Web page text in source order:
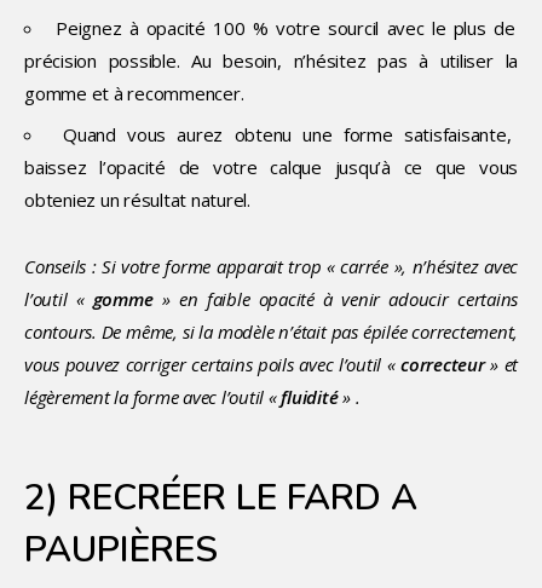
Peignez à opacité 100 % votre sourcil avec le plus de
précision possible. Au besoin, n’hésitez pas à utiliser la
gomme et à recommencer.
Quand vous aurez obtenu une forme satisfaisante,
baissez l’opacité de votre calque jusqu’à ce que vous
obteniez un résultat naturel.
Conseils : Si votre forme apparait trop « carrée », n’hésitez avec
l’outil « gomme» en faible opacité à venir adoucir certains
contours. De même, si la modèle n’était pas épilée correctement,
vous pouvez corriger certains poils avec l’outil «correcteur» et
légèrement la forme avec l’outil «fluidité» .
2) RECRÉER LE FARD A
PAUPIÈRES